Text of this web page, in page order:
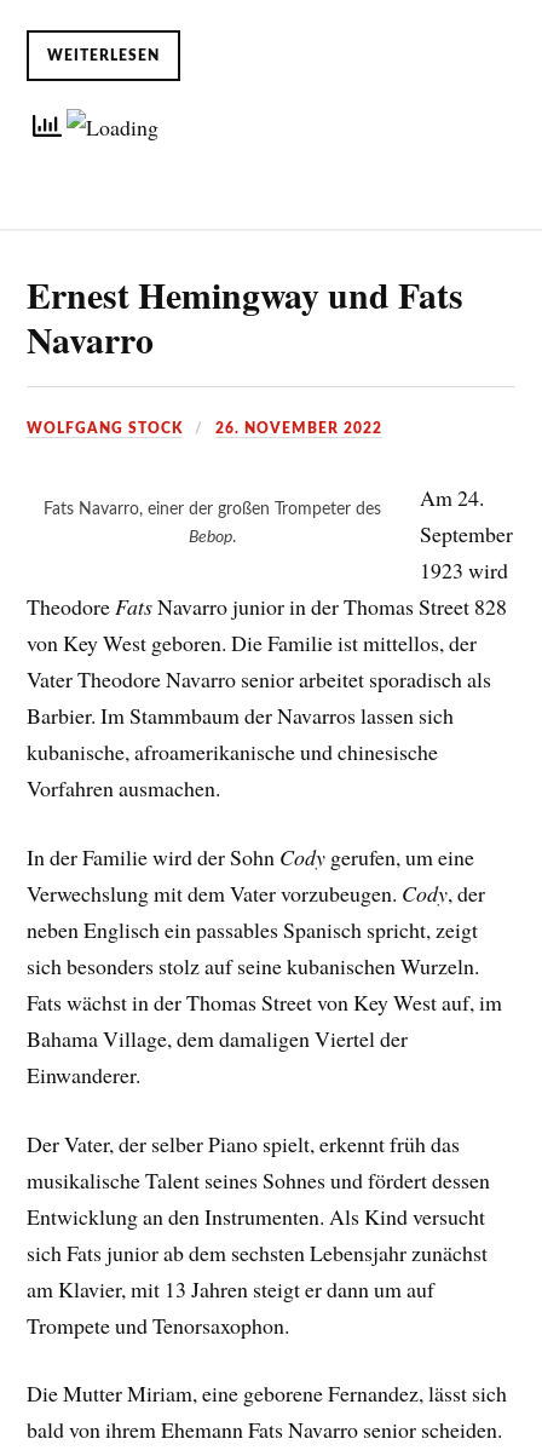
WEITERLESEN
Ernest Hemingway und Fats
Navarro
WOLFGANG STOCK 26. NOVEMBER 2022
Fats Navarro, einer der großen Trompeter des
Bebop.
Am 24.
September
1923 wird
TheodoreFatsNavarro junior in der Thomas Street 828
von Key West geboren. Die Familie ist mittellos, der
Vater Theodore Navarro senior arbeitet sporadisch als
Barbier. Im Stammbaum der Navarros lassen sich
kubanische, afroamerikanische und chinesische
Vorfahren ausmachen.
In der Familie wird der Sohn Cody gerufen, um eine
Verwechslung mit dem Vater vorzubeugen. Cody, der
neben Englisch ein passables Spanisch spricht, zeigt
sich besonders stolz auf seine kubanischen Wurzeln.
Fats wächst in der Thomas Street von Key West auf, im
Bahama Village, dem damaligen Viertel der
Einwanderer.
Der Vater, der selber Piano spielt, erkennt früh das
musikalische Talent seines Sohnes und fördert dessen
Entwicklung an den Instrumenten. Als Kind versucht
sich Fats junior ab dem sechsten Lebensjahr zunächst
am Klavier, mit 13 Jahren steigt er dann um auf
Trompete und Tenorsaxophon.
Die Mutter Miriam, eine geborene Fernandez, lässt sich
bald von ihrem Ehemann Fats Navarro senior scheiden.